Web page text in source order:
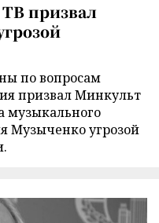
призвал
по вопросам
призвал Минкульт
музыкального
Музыченко угрозой